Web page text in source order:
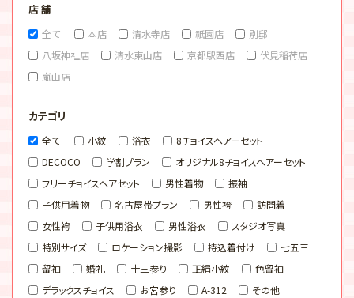
店 舗
全て 本店 清水寺店 祇園店
別邸
八坂神社店
清水東山店 京都駅西店
伏見稲荷店
嵐山店
カテゴリ
全て 小紋 浴衣
8チョイスヘアーセット
DECOCO
学割プラン
オリジナル8チョイスヘアーセット
フリーチョイスヘアセット
男性着物
振袖
子供用着物
名古屋帯プラン 男性袴
訪問着
女性袴
子供用浴衣 男性浴衣
スタジオ写真
特別サイズ
ロケーション撮影 持込着付け
七五三
留袖
婚礼 十三参り 正絹小紋
色留袖
デラックスチョイス
お宮参り A-312 その他